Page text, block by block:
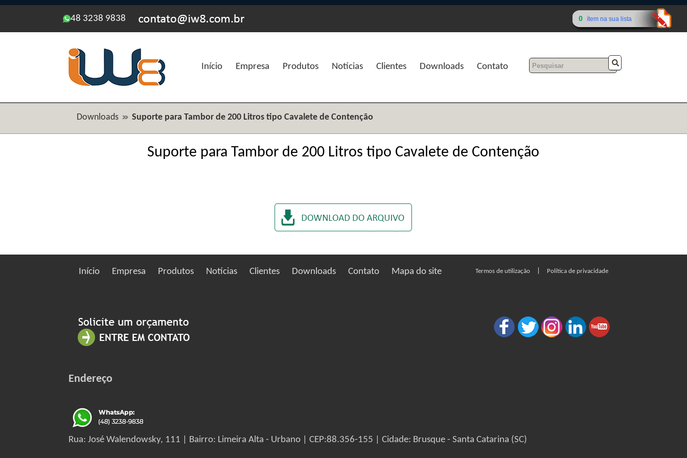
48 3238 9838 0 ítem na sua lista
Início Empresa Produtos Notícias Clientes Downloads Contato
Downloads Suporte para Tambor de 200 Litros tipo Cavalete de Contenção
Suporte para Tambor de 200 Litros tipo Cavalete de Contenção
Início Empresa Produtos Notícias Clientes Downloads Contato Mapa do site Termos de utilização Política de privacidade
Endereço
Rua: José Walendowsky, 111 | Bairro: Limeira Alta - Urbano | CEP:88.356-155 | Cidade: Brusque - Santa Catarina (SC)